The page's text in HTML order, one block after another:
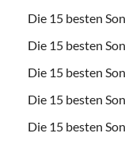
Die 15 besten
Die 15 besten
Die 15 besten
Die 15 besten
Die 15 besten